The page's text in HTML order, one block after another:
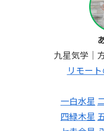
九星気学｜
リモー
一白水星
四緑木星